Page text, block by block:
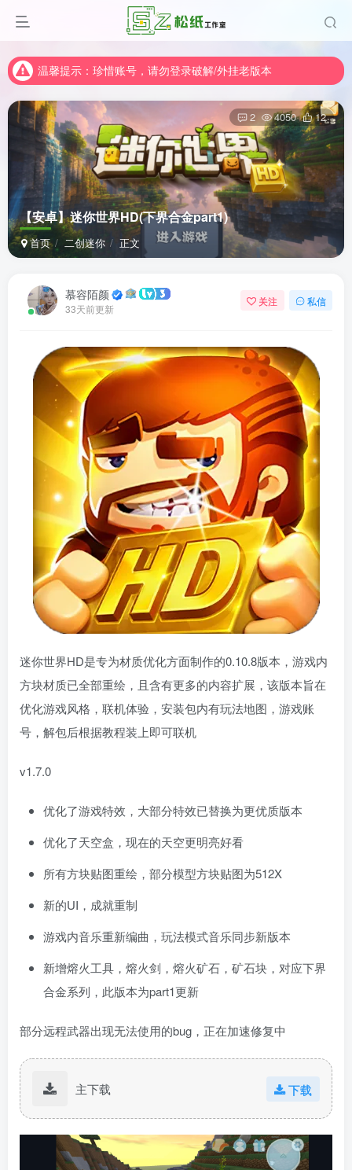
温馨提示：珍惜账号，请勿登录破解/外挂老版本
温馨提示：珍惜账号，请勿登录破解/外挂老版本
温馨提示：珍惜账号，请勿登录破解/外挂老版本
【安卓】迷你世界HD(下界合金part1)
首页 二创迷你 正文
2 4050 12
慕容陌颜
33天前更新
关注 私信
迷你世界HD是专为材质优化方面制作的0.10.8版本，游戏内
方块材质已全部重绘，且含有更多的内容扩展，该版本旨在
优化游戏风格，联机体验，安装包内有玩法地图，游戏账
号，解包后根据教程装上即可联机
v1.7.0
优化了游戏特效，大部分特效已替换为更优质版本
优化了天空盒，现在的天空更明亮好看
所有方块贴图重绘，部分模型方块贴图为512X
新的UI，成就重制
游戏内音乐重新编曲，玩法模式音乐同步新版本
新增熔火工具，熔火剑，熔火矿石，矿石块，对应下界
合金系列，此版本为part1更新
部分远程武器出现无法使用的bug，正在加速修复中
主下载 下载